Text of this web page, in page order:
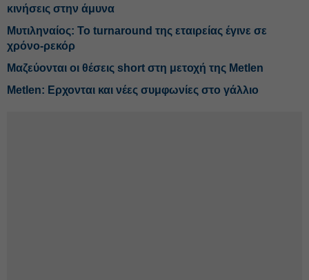
κινήσεις στην άμυνα
Μυτιληναίος: Το turnaround της εταιρείας έγινε σε
χρόνο-ρεκόρ
Μαζεύονται οι θέσεις short στη μετοχή της Metlen
Metlen: Ερχονται και νέες συμφωνίες στο γάλλιο